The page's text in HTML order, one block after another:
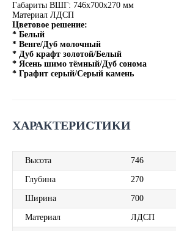
Габариты ВШГ: 746х700х270 мм
Материал ЛДСП
Цветовое решение:
* Белый
* Венге/Дуб молочный
* Дуб крафт золотой/Белый
* Ясень шимо тёмный/Дуб сонома
* Графит серый/Серый камень
ХАРАКТЕРИСТИКИ
Высота 746
Глубина 270
Ширина 700
Материал ЛДСП